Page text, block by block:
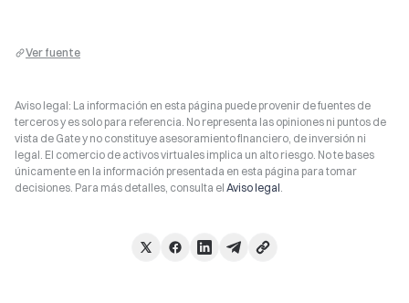
Ver fuente
Aviso legal: La información en esta página puede provenir de fuentes de
terceros y es solo para referencia. No representa las opiniones ni puntos de
vista de Gate y no constituye asesoramiento financiero, de inversión ni
legal. El comercio de activos virtuales implica un alto riesgo. No te bases
únicamente en la información presentada en esta página para tomar
decisiones. Para más detalles, consulta el Aviso legal.